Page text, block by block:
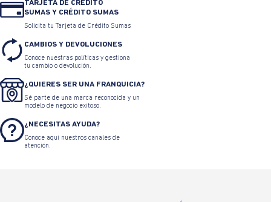
TARJETA DE CRÉDITO
SUMAS Y CRÉDITO SUMAS
Solicita tu Tarjeta de Crédito Sumas
CAMBIOS Y DEVOLUCIONES
Conoce nuestras políticas y gestiona
tu cambio o devolución.
¿QUIERES SER UNA FRANQUICIA?
Sé parte de una marca reconocida y un
modelo de negocio exitoso.
¿NECESITAS AYUDA?
Conoce aquí nuestros canales de
atención.